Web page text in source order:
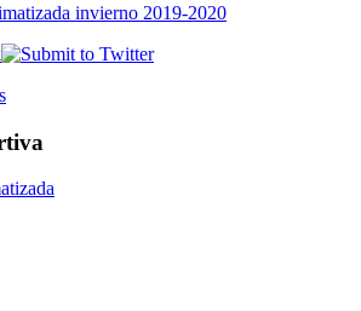
invierno 2019-2020